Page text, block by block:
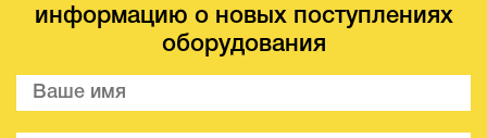
информацию о новых поступлениях
оборудования